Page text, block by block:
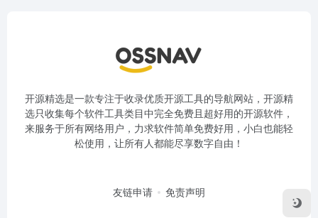
开源精选是一款专注于收录优质开源工具的导航网站，开源精
选只收集每个软件工具类目中完全免费且超好用的开源软件，
来服务于所有网络用户，力求软件简单免费好用，小白也能轻
松使用，让所有人都能尽享数字自由！
友链申请 免责声明